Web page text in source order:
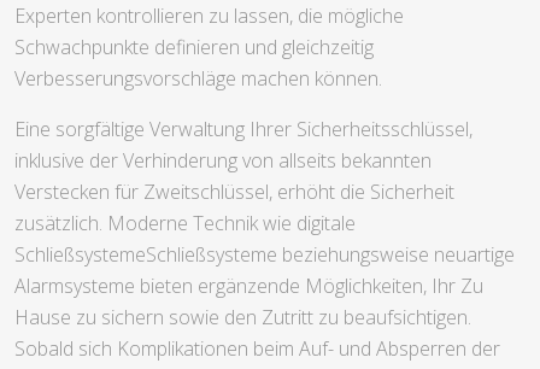
Experten kontrollieren zu lassen, die mögliche
Schwachpunkte definieren und gleichzeitig
Verbesserungsvorschläge machen können.
Eine sorgfältige Verwaltung Ihrer Sicherheitsschlüssel,
inklusive der Verhinderung von allseits bekannten
Verstecken für Zweitschlüssel, erhöht die Sicherheit
zusätzlich. Moderne Technik wie digitale
SchließsystemeSchließsysteme beziehungsweise neuartige
Alarmsysteme bieten ergänzende Möglichkeiten, Ihr Zu
Hause zu sichern sowie den Zutritt zu beaufsichtigen.
Sobald sich Komplikationen beim Auf- und Absperren der